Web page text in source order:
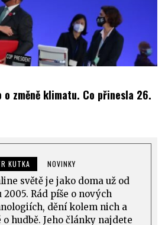
o změně klimatu. Co přinesla 26.
KUTKA NOVINKY
světě je jako doma už od
2005. Rád píše o nových
dění kolem nich a
o hudbě. Jeho články najdete